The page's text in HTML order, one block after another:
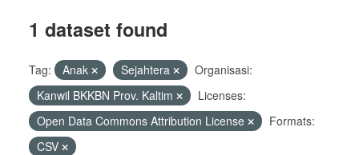
1 dataset found
Tag: Anak Sejahtera
Organisasi:
Kanwil BKKBN Prov. Kaltim
Licenses:
Open Data Commons Attribution License
Formats:
CSV